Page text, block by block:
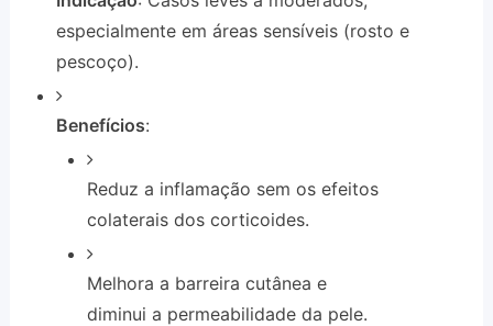
especialmente em áreas sensíveis (rosto e
pescoço).
Benefícios:
Reduz a inflamação sem os efeitos
colaterais dos corticoides.
Melhora a barreira cutânea e
diminui a permeabilidade da pele.